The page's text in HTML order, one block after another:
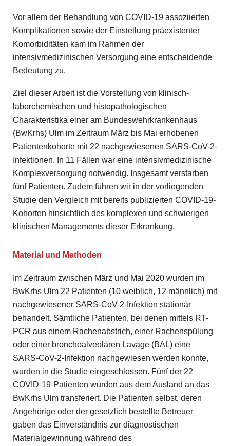
Vor allem der Behandlung von COVID-19 assoziierten
Komplikationen sowie der Einstellung präexistenter
Komorbiditäten kam im Rahmen der
intensivmedizinischen Versorgung eine entscheidende
Bedeutung zu.
Ziel dieser Arbeit ist die Vorstellung von klinisch-
laborchemischen und histopathologischen
Charakteristika einer am Bundeswehrkrankenhaus
(BwKrhs) Ulm im Zeitraum März bis Mai erhobenen
Patientenkohorte mit 22 nachgewiesenen SARS-CoV-2-
Infektionen. In 11 Fällen war eine intensivmedizinische
Komplexversorgung notwendig. Insgesamt verstarben
fünf Patienten. Zudem führen wir in der vorliegenden
Studie den Vergleich mit bereits publizierten COVID-19-
Kohorten hinsichtlich des komplexen und schwierigen
klinischen Managements dieser Erkrankung.
Material und Methoden
Im Zeitraum zwischen März und Mai 2020 wurden im
BwKrhs Ulm 22 Patienten (10 weiblich, 12 männlich) mit
nachgewiesener SARS-CoV-2-Infektion stationär
behandelt. Sämtliche Patienten, bei denen mittels RT-
PCR aus einem Rachenabstrich, einer Rachenspülung
oder einer bronchoalveolären Lavage (BAL) eine
SARS-CoV-2-Infektion nachgewiesen werden konnte,
wurden in die Studie eingeschlossen. Fünf der 22
COVID-19-Patienten wurden aus dem Ausland an das
BwKrhs Ulm transferiert. Die Patienten selbst, deren
Angehörige oder der gesetzlich bestellte Betreuer
gaben das Einverständnis zur diagnostischen
Materialgewinnung während des